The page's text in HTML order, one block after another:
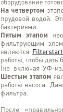
На четвертом
прудовой водой.
бактериями.
Пятым этапом
фильтрующим
являются
работы, чтобы дать
(не включая УФ-
Шестым этапом
работы насоса.
фильтра.
После